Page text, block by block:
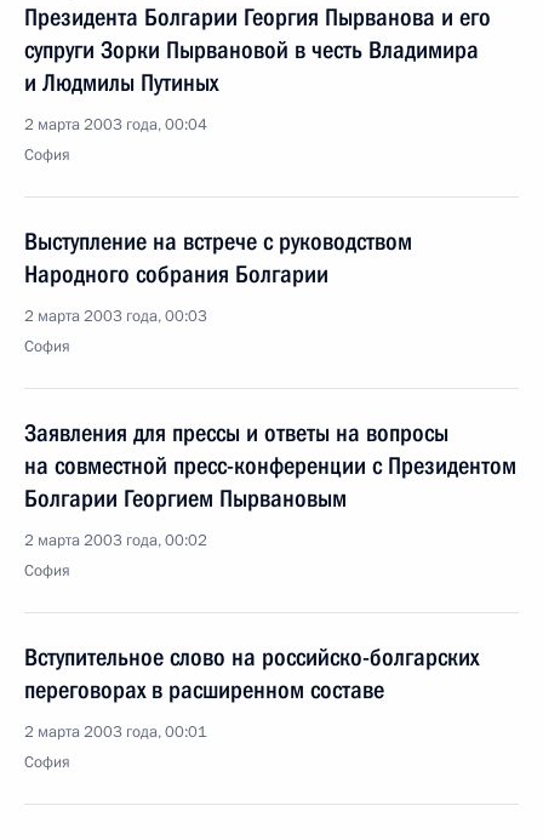
Президента Болгарии Георгия Пырванова и его
супруги Зорки Пырвановой в честь Владимира
и Людмилы Путиных
2 марта 2003 года, 00:04
София
Выступление на встрече с руководством
Народного собрания Болгарии
2 марта 2003 года, 00:03
София
Заявления для прессы и ответы на вопросы
на совместной пресс-конференции с Президентом
Болгарии Георгием Пырвановым
2 марта 2003 года, 00:02
София
Вступительное слово на российско-болгарских
переговорах в расширенном составе
2 марта 2003 года, 00:01
София